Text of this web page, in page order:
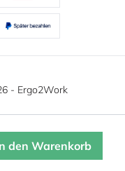
den Warenkorb
- Ergo2Work
Cookie-Einstellungen